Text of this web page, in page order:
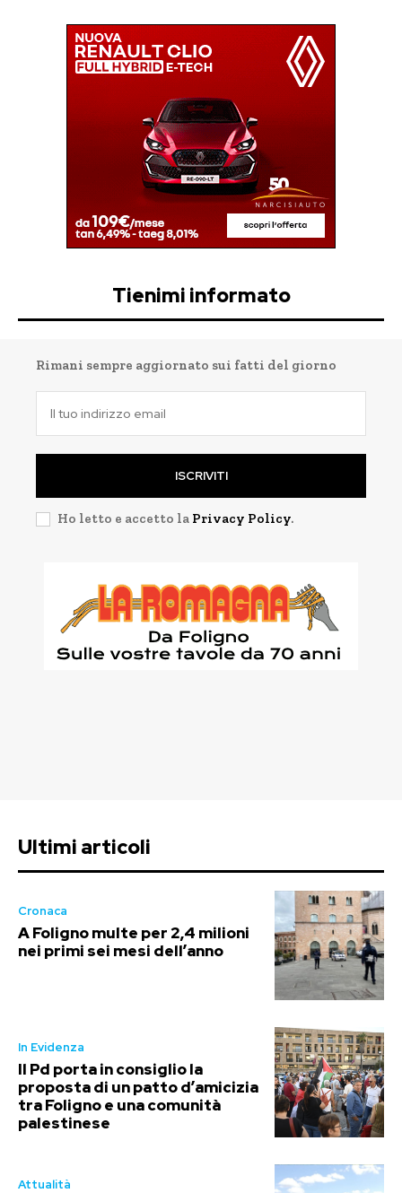
Tienimi informato
Rimani sempre aggiornato sui fatti del giorno
ISCRIVITI
Ho letto e accetto la Privacy Policy.
Ultimi articoli
Cronaca
A Foligno multe per 2,4 milioni
nei primi sei mesi dell’anno
In Evidenza
Il Pd porta in consiglio la
proposta di un patto d’amicizia
tra Foligno e una comunità
palestinese
Attualità